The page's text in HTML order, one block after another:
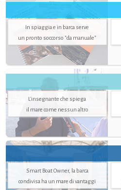
In spiaggia e in barca serve
un pronto soccorso "da manuale"
L'insegnante che spiega
il mare come nessun altro
Smart Boat Owner, la barca
condivisa ha un mare di vantaggi